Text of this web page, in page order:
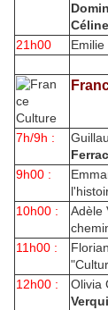
21h00
7h/9h :
9h00 :
10h00 :
Adèle
11h00 :
12h00 :
Olivia